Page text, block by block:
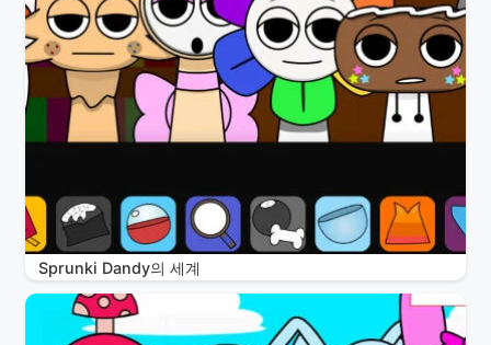
Sprunki Dandy의 세계